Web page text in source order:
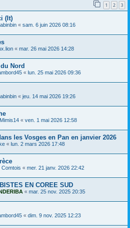
1 2 3
(It)
« sam. 6 juin 2026 08:16
« mar. 26 mai 2026 14:28
Nord
« lun. 25 mai 2026 09:36
« jeu. 14 mai 2026 19:26
« ven. 1 mai 2026 12:58
les Vosges en Pan en janvier 2026
« lun. 2 mars 2026 17:48
Comtois « mer. 21 janv. 2026 22:42
EN COREE SUD
« mar. 25 nov. 2025 20:35
« dim. 9 nov. 2025 12:23